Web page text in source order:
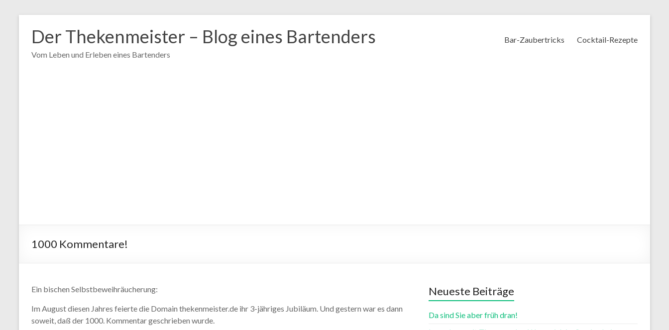
Inhalt
springen
Der Thekenmeister – Blog eines Bartenders
Vom Leben und Erleben eines Bartenders
Bar-Zaubertricks Cocktail-Rezepte
1000 Kommentare!
Ein bischen Selbstbeweihräucherung:
Im August diesen Jahres feierte die Domain thekenmeister.de ihr 3-jähriges Jubiläum. Und gestern war es dann
soweit, daß der 1000. Kommentar geschrieben wurde.
Neueste Beiträge
Da sind Sie aber früh dran!